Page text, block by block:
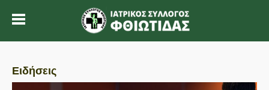
Ειδήσεις